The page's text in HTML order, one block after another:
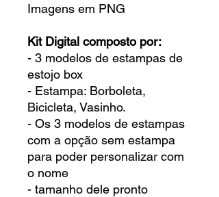
Imagens em PNG
Kit Digital composto por:
- 3 modelos de estampas de
estojo box
- Estampa: Borboleta,
Bicicleta, Vasinho.
- Os 3 modelos de estampas
com a opção sem estampa
para poder personalizar com
o nome
- tamanho dele pronto